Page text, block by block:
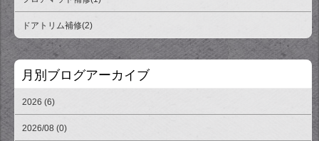
ドアトリム補修(2)
月別ブログアーカイブ
2026 (6)
2026/08 (0)